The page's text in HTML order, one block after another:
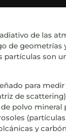
de las
de
son
para
de
polvo
y